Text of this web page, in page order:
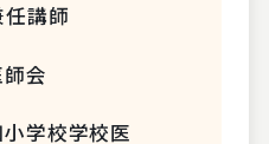
講師
会
学校学校医